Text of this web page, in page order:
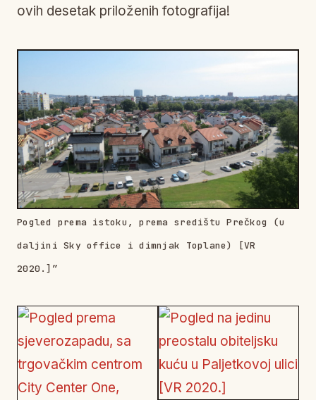
ovih desetak priloženih fotografija!
Pogled prema istoku, prema središtu Prečkog (u
daljini Sky office i dimnjak Toplane) [VR
2020.]”